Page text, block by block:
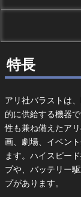
特長
アリ社バラストは
的に供給する機器
性も兼ね備えたア
画、劇場、イベン
ます。ハイスピー
プや、バッテリー
プがあります。